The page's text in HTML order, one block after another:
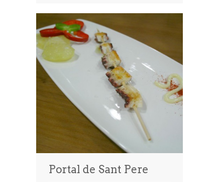
Portal de Sant Pere